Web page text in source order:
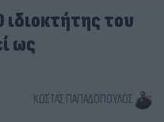
του
ως
ΚΏΣΤΑΣ ΠΑΠΑΔΌΠΟΥΛΟΣ